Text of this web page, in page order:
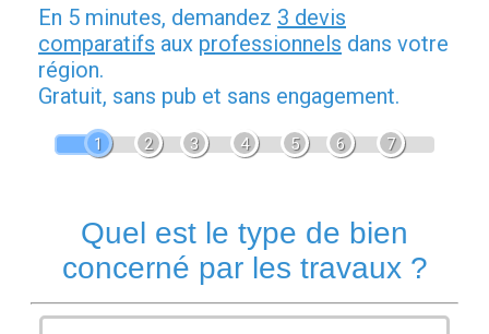
En 5 minutes, demandez 3 devis
comparatifs aux professionnels dans votre
région.
Gratuit, sans pub et sans engagement.
1 2 3 4 5 6 7
Quel est le type de bien
concerné par les travaux ?